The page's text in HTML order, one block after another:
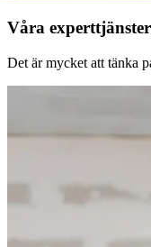
Våra experttjänster
Det är mycket att tänka